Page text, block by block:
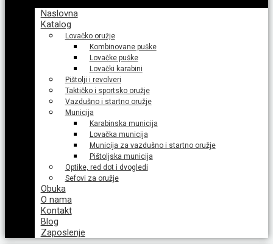
Naslovna
Katalog
Lovačko oružje
Kombinovane puške
Lovačke puške
Lovački karabini
Pištolji i revolveri
Taktičko i sportsko oružje
Vazdušno i startno oružje
Municija
Karabinska municija
Lovačka municija
Municija za vazdušno i startno oružje
Pištoljska municija
Optike, red dot i dvogledi
Sefovi za oružje
Obuka
O nama
Kontakt
Blog
Zaposlenje